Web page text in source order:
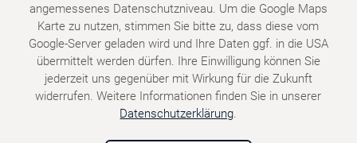
angemessenes Datenschutzniveau. Um die Google Maps
Karte zu nutzen, stimmen Sie bitte zu, dass diese vom
Google-Server geladen wird und Ihre Daten ggf. in die USA
übermittelt werden dürfen. Ihre Einwilligung können Sie
jederzeit uns gegenüber mit Wirkung für die Zukunft
widerrufen. Weitere Informationen finden Sie in unserer
Datenschutzerklärung.